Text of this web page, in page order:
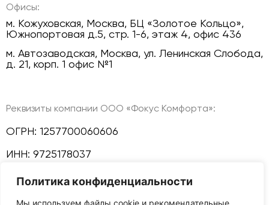
Политика конфиденциальности
Мы используем файлы cookie и рекомендательные
Офисы:
м. Кожуховская, Москва, БЦ «Золотое Кольцо»,
Южнопортовая д.5, стр. 1-6, этаж 4, офис 436
м. Автозаводская, Москва, ул. Ленинская Слобода,
д. 21, корп. 1 офис №1
Реквизиты компании ООО «Фокус Комфорта»:
ОГРН: 1257700060606
ИНН: 9725178037
КПП: 772501001